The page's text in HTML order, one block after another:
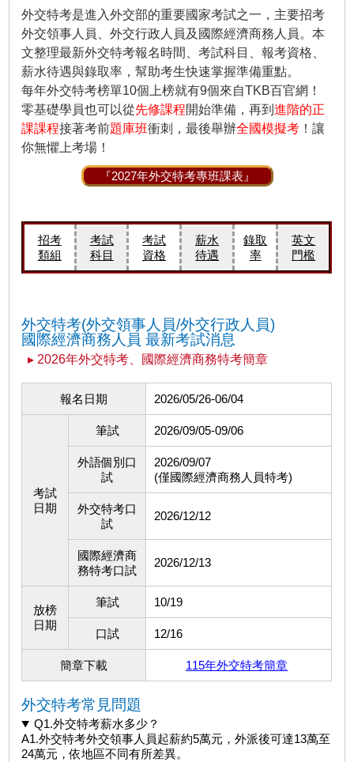
外交特考是進入外交部的重要國家考試之一，主要招考
外交領事人員、外交行政人員及國際經濟商務人員。本
文整理最新外交特考報名時間、考試科目、報考資格、
薪水待遇與錄取率，幫助考生快速掌握準備重點。
每年外交特考榜單10個上榜就有9個來自TKB百官網！
零基礎學員也可以從先修課程開始準備，再到進階的正
課課程接著考前題庫班衝刺，最後舉辦全國模擬考 ！讓
你無懼上考場！
『2027年外交特考專班課表』
招考
類組
考試
科目
考試
資格
薪水
待遇
錄取
率
英文
門檻
外交特考(外交領事人員/外交行政人員)
國際經濟商務人員 最新考試消息
▸ 2026年外交特考、國際經濟商務特考簡章
報名日期 2026/05/26-06/04
考試
日期
筆試 2026/09/05-09/06
外語個別口
試
2026/09/07
(僅國際經濟商務人員特考)
外交特考口
試
2026/12/12
國際經濟商
務特考口試
2026/12/13
放榜
日期
筆試 10/19
口試 12/16
簡章下載 115年外交特考簡章
外交特考常見問題
Q1.外交特考薪水多少？
A1.外交特考外交領事人員起薪約5萬元，外派後可達13萬至
24萬元，依地區不同有所差異。